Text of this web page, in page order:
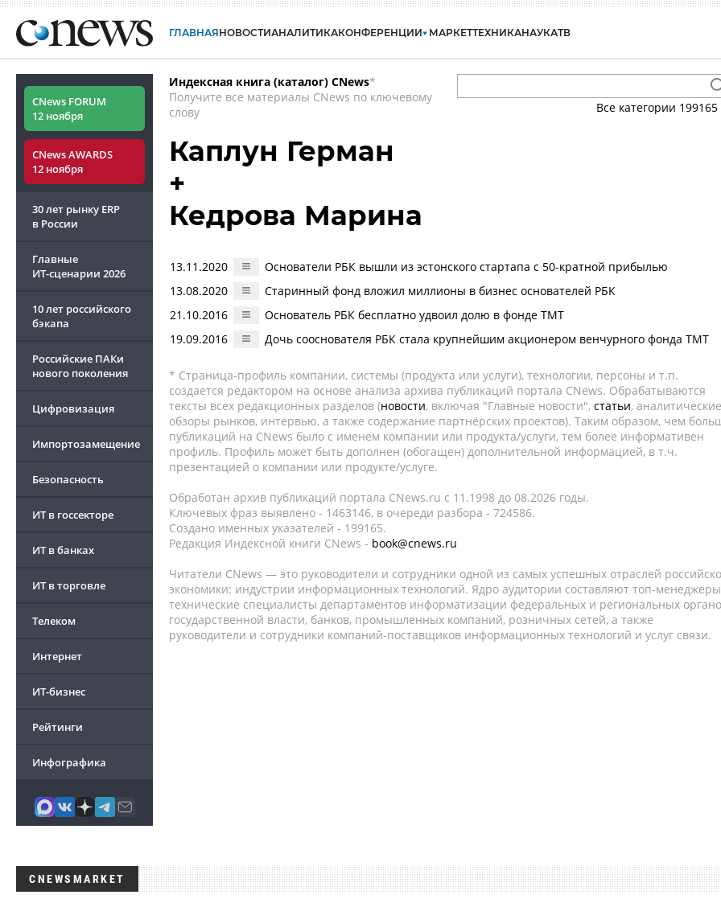
ГЛАВНАЯНОВОСТИАНАЛИТИКАКОНФЕРЕНЦИИ МАРКЕТТЕХНИКАНАУКАТВ
CNews FORUM
12 ноября
CNews AWARDS
12 ноября
30 лет рынку ERP
в России
Главные
ИТ-сценарии 2026
10 лет российского
бэкапа
Российские ПАКи
нового поколения
Цифровизация
Импортозамещение
Безопасность
ИТ в госсекторе
ИТ в банках
ИТ в торговле
Телеком
Интернет
ИТ-бизнес
Рейтинги
Инфографика
Индексная книга (каталог) CNews*
Получите все материалы CNews по ключевому
слову
Все категории 199165
Каплун Герман
+
Кедрова Марина
13.11.2020
Основатели РБК вышли из эстонского стартапа с 50-кратной прибылью
13.08.2020
Старинный фонд вложил миллионы в бизнес основателей РБК
21.10.2016
Основатель РБК бесплатно удвоил долю в фонде TMT
19.09.2016
Дочь сооснователя РБК стала крупнейшим акционером венчурного фонда TMT
* Страница-профиль компании, системы (продукта или услуги), технологии, персоны и т.п.
создается редактором на основе анализа архива публикаций портала CNews. Обрабатываются
тексты всех редакционных разделов (новости, включая "Главные новости", статьи, аналитические
обзоры рынков, интервью, а также содержание партнёрских проектов). Таким образом, чем
публикаций на CNews было с именем компании или продукта/услуги, тем более информативен
профиль. Профиль может быть дополнен (обогащен) дополнительной информацией, в т.ч.
презентацией о компании или продукте/услуге.
Обработан архив публикаций портала CNews.ru c 11.1998 до 08.2026 годы.
Ключевых фраз выявлено - 1463146, в очереди разбора - 724586.
Создано именных указателей - 199165.
Редакция Индексной книги CNews - book@cnews.ru
Читатели CNews — это руководители и сотрудники одной из самых успешных отраслей
экономики: индустрии информационных технологий. Ядро аудитории составляют топ-
технические специалисты департаментов информатизации федеральных и региональных
государственной власти, банков, промышленных компаний, розничных сетей, а также
руководители и сотрудники компаний-поставщиков информационных технологий и услуг связи.
CNEWSMARKET